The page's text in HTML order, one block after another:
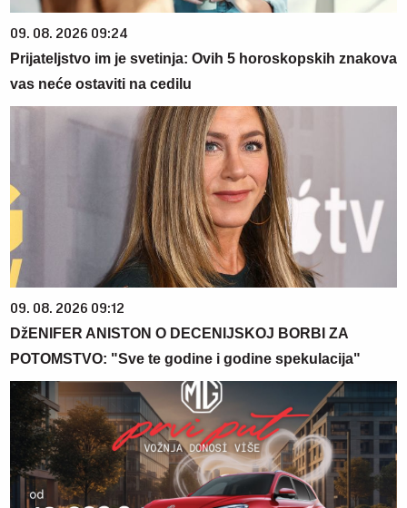
09. 08. 2026 09:24
Prijateljstvo im je svetinja: Ovih 5 horoskopskih znakova
vas neće ostaviti na cedilu
09. 08. 2026 09:12
DžENIFER ANISTON O DECENIJSKOJ BORBI ZA
POTOMSTVO: "Sve te godine i godine spekulacija"